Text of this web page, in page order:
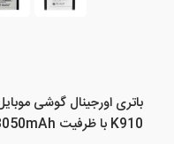
K910 با ظرفیت 3050mAh شماره فنی مشخصه BL216